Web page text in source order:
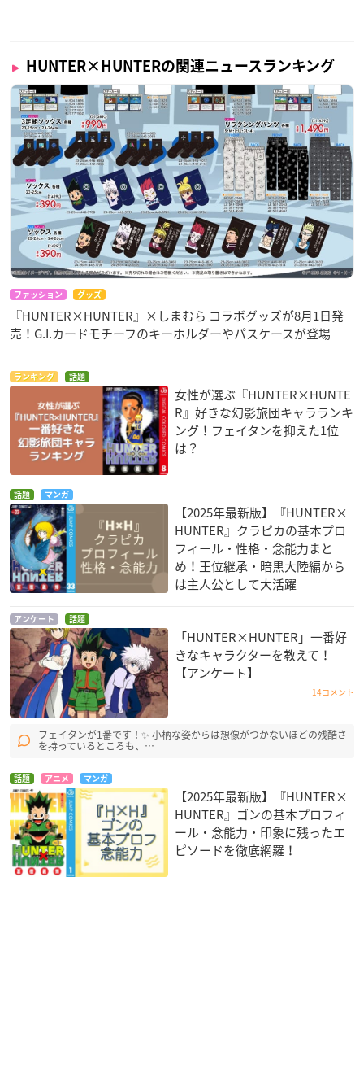
HUNTER×HUNTERの関連ニュースランキング
ファッション グッズ
『HUNTER×HUNTER』×しまむら コラボグッズが8月1日発
売！G.I.カードモチーフのキーホルダーやパスケースが登場
ランキング 話題
女性が選ぶ『HUNTER×HUNTE
R』好きな幻影旅団キャラランキ
ング！フェイタンを抑えた1位
は？
話題 マンガ
【2025年最新版】『HUNTER×
HUNTER』クラピカの基本プロ
フィール・性格・念能力まと
め！王位継承・暗黒大陸編から
は主人公として大活躍
アンケート 話題
「HUNTER×HUNTER」一番好
きなキャラクターを教えて！
【アンケート】
14コメント
フェイタンが1番です！✨ 小柄な姿からは想像がつかないほどの残酷さ
を持っているところも、…
話題 アニメ マンガ
【2025年最新版】『HUNTER×
HUNTER』ゴンの基本プロフィ
ール・念能力・印象に残ったエ
ピソードを徹底網羅！